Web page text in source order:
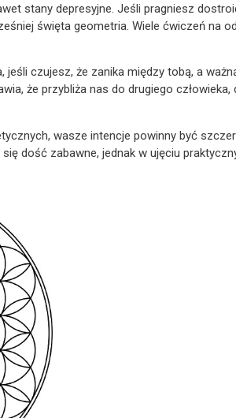
stany depresyjne. Jeśli pragniesz
święta geometria. Wiele ćwiczeń na
jeśli czujesz, że zanika między tobą, a
że przybliża nas do drugiego
wasze intencje powinny być
dość zabawne, jednak w ujęciu